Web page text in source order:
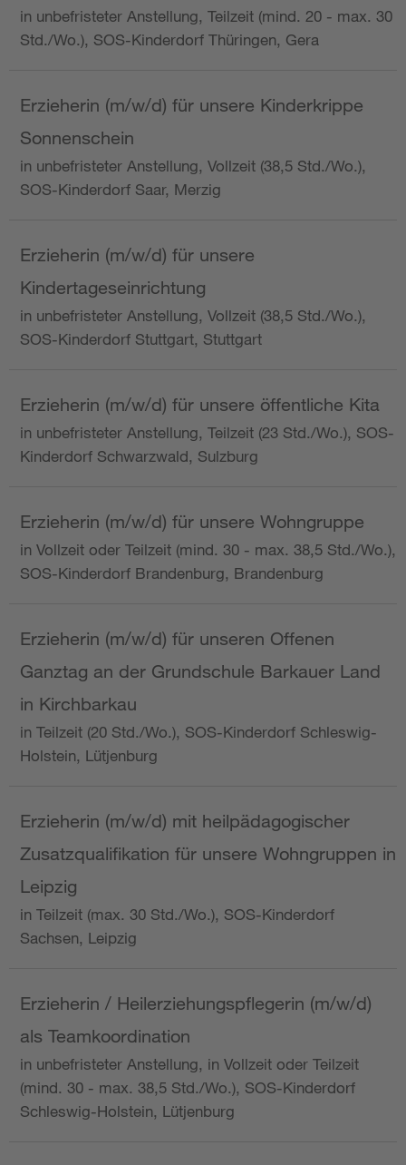
in unbefristeter Anstellung, Teilzeit (mind. 20 - max. 30
Std./Wo.), SOS-Kinderdorf Thüringen, Gera
Erzieherin (m/w/d) für unsere Kinderkrippe
Sonnenschein
in unbefristeter Anstellung, Vollzeit (38,5 Std./Wo.),
SOS-Kinderdorf Saar, Merzig
Erzieherin (m/w/d) für unsere
Kindertageseinrichtung
in unbefristeter Anstellung, Vollzeit (38,5 Std./Wo.),
SOS-Kinderdorf Stuttgart, Stuttgart
Erzieherin (m/w/d) für unsere öffentliche Kita
in unbefristeter Anstellung, Teilzeit (23 Std./Wo.), SOS-
Kinderdorf Schwarzwald, Sulzburg
Erzieherin (m/w/d) für unsere Wohngruppe
in Vollzeit oder Teilzeit (mind. 30 - max. 38,5 Std./Wo.),
SOS-Kinderdorf Brandenburg, Brandenburg
Erzieherin (m/w/d) für unseren Offenen
Ganztag an der Grundschule Barkauer Land
in Kirchbarkau
in Teilzeit (20 Std./Wo.), SOS-Kinderdorf Schleswig-
Holstein, Lütjenburg
Erzieherin (m/w/d) mit heilpädagogischer
Zusatzqualifikation für unsere Wohngruppen in
Leipzig
in Teilzeit (max. 30 Std./Wo.), SOS-Kinderdorf
Sachsen, Leipzig
Erzieherin / Heilerziehungspflegerin (m/w/d)
als Teamkoordination
in unbefristeter Anstellung, in Vollzeit oder Teilzeit
(mind. 30 - max. 38,5 Std./Wo.), SOS-Kinderdorf
Schleswig-Holstein, Lütjenburg